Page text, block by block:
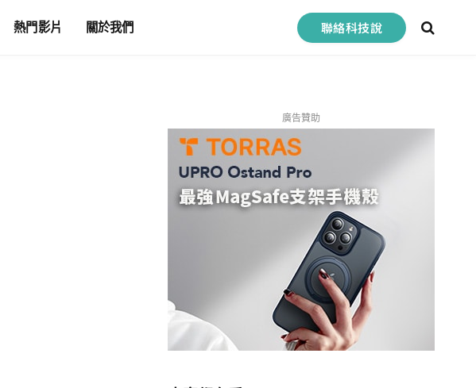
熱門影片 關於我們 聯絡科技說
廣告贊助